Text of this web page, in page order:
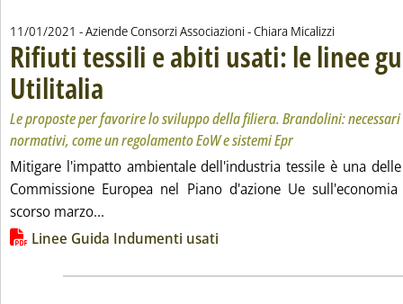
11/01/2021 - Aziende Consorzi Associazioni -di:
Chiara Micalizzi
Rifiuti tessili e abiti usati: le linee
Utilitalia . Sottotitolo: Le proposte per favorire lo sviluppo della filiera.
Le proposte per favorire lo sviluppo della filiera. Brandolini:
normativi, come un regolamento EoW e sistemi Epr
Mitigare l'impatto ambientale dell'industria tessile è una
Commissione Europea nel Piano d'azione Ue
scorso marzo...
Lista allegati PDF alla notizia
Linee Guida Indumenti usati